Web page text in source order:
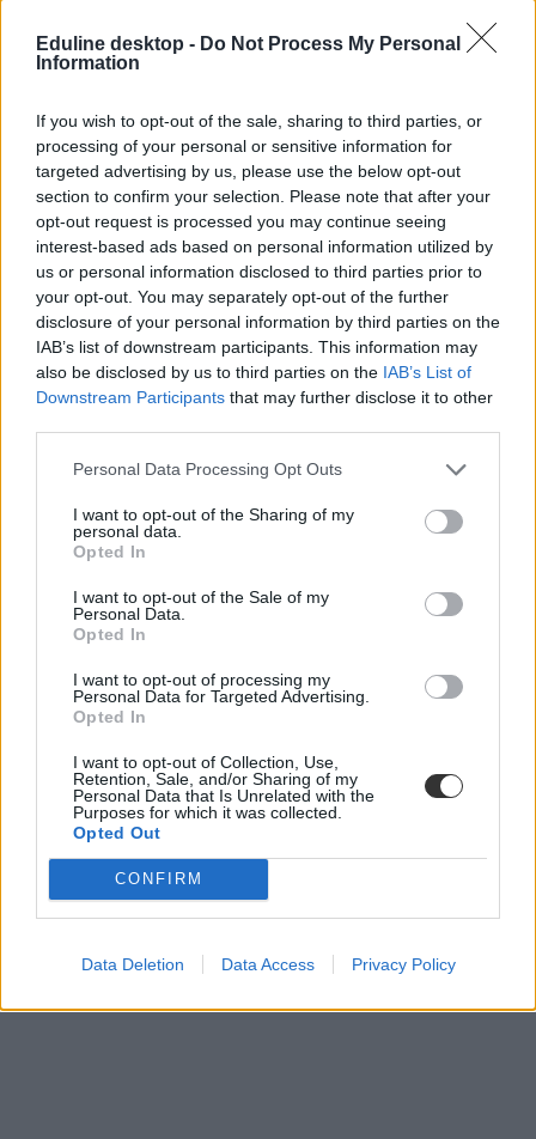
Eduline desktop - Do Not Process My Personal
Information
If you wish to opt-out of the sale, sharing to third parties, or
processing of your personal or sensitive information for
targeted advertising by us, please use the below opt-out
section to confirm your selection. Please note that after your
opt-out request is processed you may continue seeing
interest-based ads based on personal information utilized by
us or personal information disclosed to third parties prior to
your opt-out. You may separately opt-out of the further
disclosure of your personal information by third parties on the
IAB’s list of downstream participants. This information may
also be disclosed by us to third parties on the IAB’s List of
Downstream Participants that may further disclose it to other
Personal Data Processing Opt Outs
I want to opt-out of the Sharing of my
personal data.
Opted In
I want to opt-out of the Sale of my
Personal Data.
Opted In
I want to opt-out of processing my
Personal Data for Targeted Advertising.
Opted In
I want to opt-out of Collection, Use,
Retention, Sale, and/or Sharing of my
Personal Data that Is Unrelated with the
Purposes for which it was collected.
Opted Out
CONFIRM
Data Deletion Data Access Privacy Policy
szentesi iskola
szentesi Horváth Mihály Gimnázium
drámatagozat